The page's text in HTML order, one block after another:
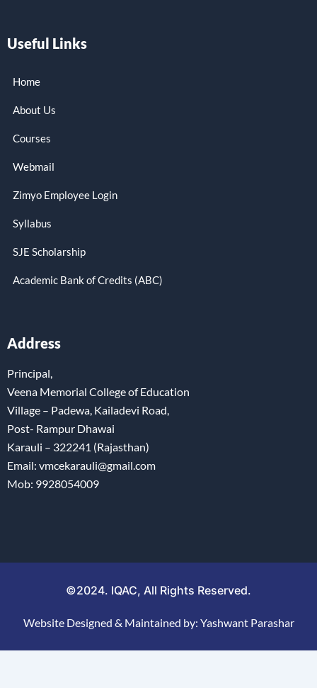
Useful Links
Home
About Us
Courses
Webmail
Zimyo Employee Login
Syllabus
SJE Scholarship
Academic Bank of Credits (ABC)
Address
Principal,
Veena Memorial College of Education
Village – Padewa, Kailadevi Road,
Post- Rampur Dhawai
Karauli – 322241 (Rajasthan)
Email: vmcekarauli@gmail.com
Mob: 9928054009
©2024. IQAC, All Rights Reserved.
Website Designed & Maintained by: Yashwant Parashar